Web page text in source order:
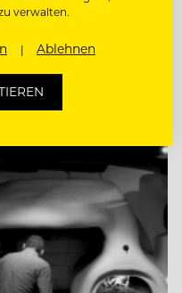
verwalten.
Ablehnen